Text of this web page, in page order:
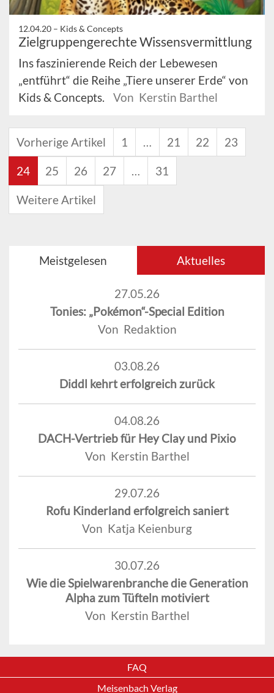
12.04.20 – Kids & Concepts
Zielgruppengerechte Wissensvermittlung
Ins faszinierende Reich der Lebewesen
„entführt“ die Reihe „Tiere unserer Erde“ von
Kids & Concepts.
Von Kerstin Barthel
Vorherige Artikel 1 … 21 22 23
24 25 26 27 … 31
Weitere Artikel
Meistgelesen Aktuelles
27.05.26
Tonies: „Pokémon“-Special Edition
Von Redaktion
03.08.26
Diddl kehrt erfolgreich zurück
04.08.26
DACH-Vertrieb für Hey Clay und Pixio
Von Kerstin Barthel
29.07.26
Rofu Kinderland erfolgreich saniert
Von Katja Keienburg
30.07.26
Wie die Spielwarenbranche die Generation
Alpha zum Tüfteln motiviert
Von Kerstin Barthel
FAQ
Meisenbach Verlag